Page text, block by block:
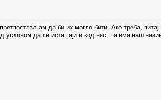
да би их могло бити. Ако треба,
да се иста гаји и код нас, па има наш